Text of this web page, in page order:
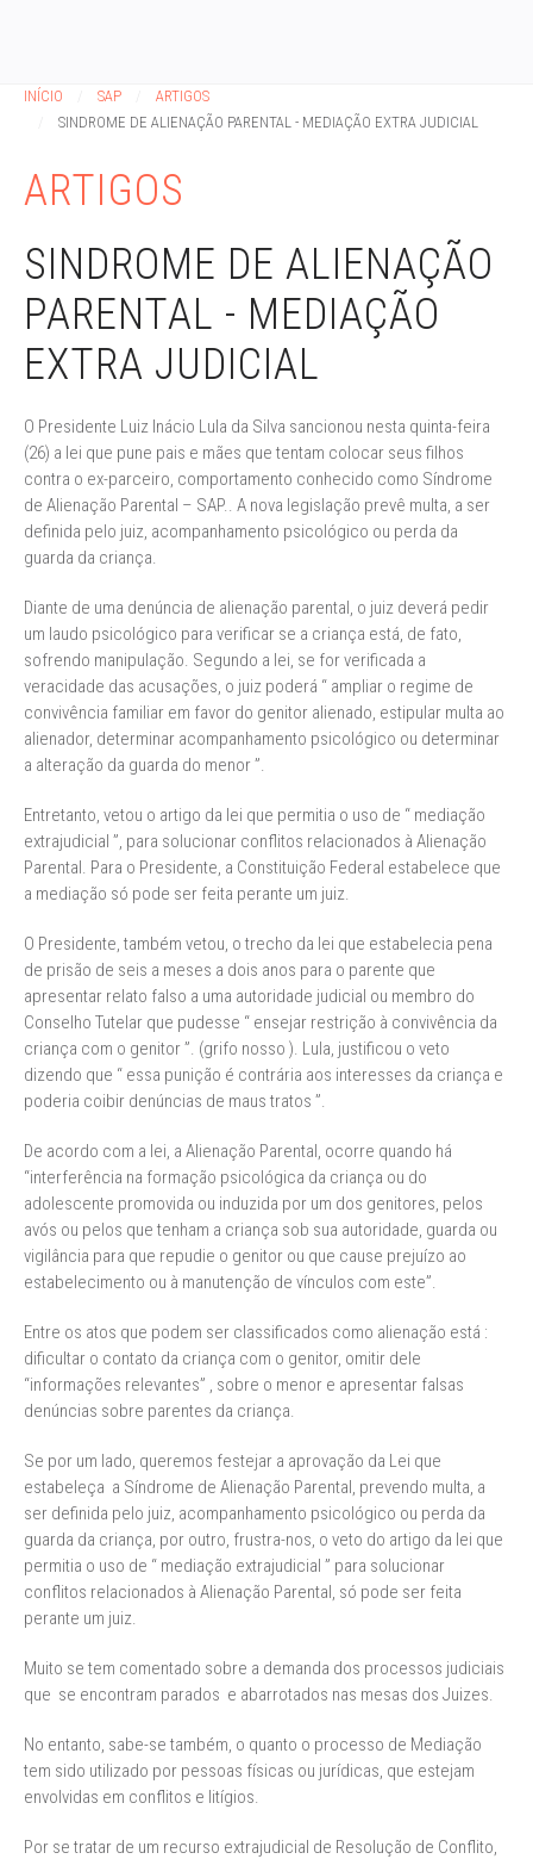
INÍCIO SAP
ARTIGOS
SINDROME DE ALIENAÇÃO PARENTAL - MEDIAÇÃO EXTRA JUDICIAL
ARTIGOS
SINDROME DE ALIENAÇÃO
PARENTAL - MEDIAÇÃO
EXTRA JUDICIAL
O Presidente Luiz Inácio Lula da Silva sancionou nesta quinta-feira
(26) a lei que pune pais e mães que tentam colocar seus filhos
contra o ex-parceiro, comportamento conhecido como Síndrome
de Alienação Parental – SAP.. A nova legislação prevê multa, a ser
definida pelo juiz, acompanhamento psicológico ou perda da
guarda da criança.
Diante de uma denúncia de alienação parental, o juiz deverá pedir
um laudo psicológico para verificar se a criança está, de fato,
sofrendo manipulação. Segundo a lei, se for verificada a
veracidade das acusações, o juiz poderá “ ampliar o regime de
convivência familiar em favor do genitor alienado, estipular multa ao
alienador, determinar acompanhamento psicológico ou determinar
a alteração da guarda do menor ”.
Entretanto, vetou o artigo da lei que permitia o uso de “ mediação
extrajudicial ”, para solucionar conflitos relacionados à Alienação
Parental. Para o Presidente, a Constituição Federal estabelece que
a mediação só pode ser feita perante um juiz.
O Presidente, também vetou, o trecho da lei que estabelecia pena
de prisão de seis a meses a dois anos para o parente que
apresentar relato falso a uma autoridade judicial ou membro do
Conselho Tutelar que pudesse “ ensejar restrição à convivência da
criança com o genitor ”. (grifo nosso ). Lula, justificou o veto
dizendo que “ essa punição é contrária aos interesses da criança e
poderia coibir denúncias de maus tratos ”.
De acordo com a lei, a Alienação Parental, ocorre quando há
“interferência na formação psicológica da criança ou do
adolescente promovida ou induzida por um dos genitores, pelos
avós ou pelos que tenham a criança sob sua autoridade, guarda ou
vigilância para que repudie o genitor ou que cause prejuízo ao
estabelecimento ou à manutenção de vínculos com este”.
Entre os atos que podem ser classificados como alienação está :
dificultar o contato da criança com o genitor, omitir dele
“informações relevantes” , sobre o menor e apresentar falsas
denúncias sobre parentes da criança.
Se por um lado, queremos festejar a aprovação da Lei que
estabeleça a Síndrome de Alienação Parental, prevendo multa, a
ser definida pelo juiz, acompanhamento psicológico ou perda da
guarda da criança, por outro, frustra-nos, o veto do artigo da lei que
permitia o uso de “ mediação extrajudicial ” para solucionar
conflitos relacionados à Alienação Parental, só pode ser feita
perante um juiz.
Muito se tem comentado sobre a demanda dos processos judiciais
que se encontram parados e abarrotados nas mesas dos Juizes.
No entanto, sabe-se também, o quanto o processo de Mediação
tem sido utilizado por pessoas físicas ou jurídicas, que estejam
envolvidas em conflitos e litígios.
Por se tratar de um recurso extrajudicial de Resolução de Conflito,